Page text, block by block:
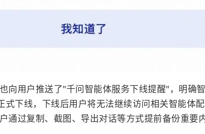
向用户推送了"千问智能体服务下线提醒"，明确
式下线，下线后用户将无法继续访问相关智能体
通过复制、截图、导出对话等方式提前备份重要内